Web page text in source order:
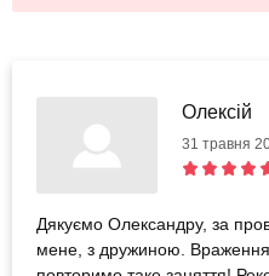
Олексій
31 травня
Дякуємо Олександру, за
мене, з дружиною. Враження і відчуття незабутні! Залюбки